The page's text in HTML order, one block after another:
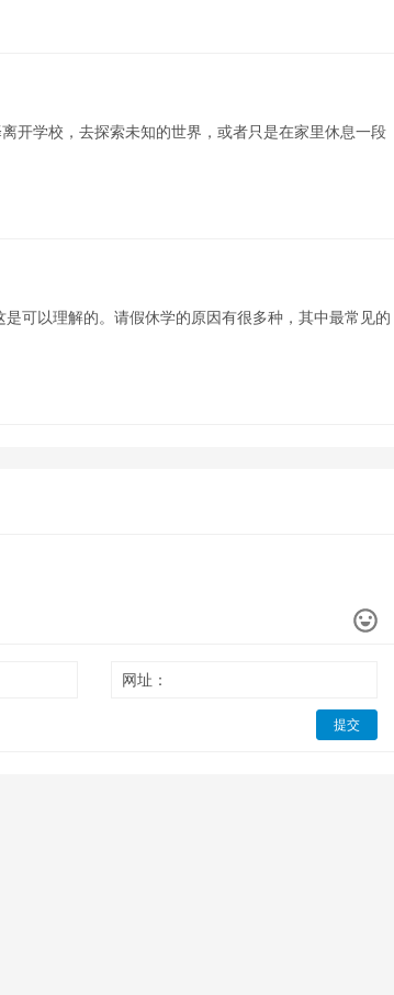
开学校，去探索未知的世界，或者只是在家里休息一段
可以理解的。请假休学的原因有很多种，其中最常见的
网址：
提交